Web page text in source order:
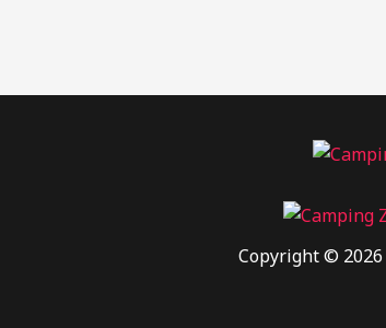
Copyright ©